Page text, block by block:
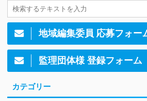
地域編集委員 応募フォー
監理団体様 登録フォーム
カテゴリー